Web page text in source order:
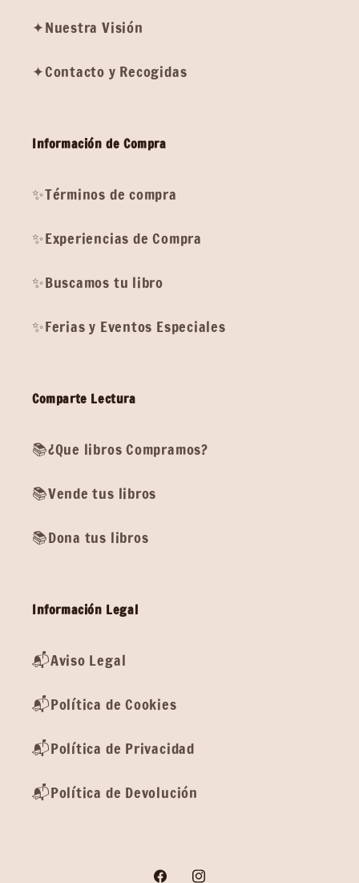
✦Nuestra Visión
✦Contacto y Recogidas
Información de Compra
✨Términos de compra
✨Experiencias de Compra
✨Buscamos tu libro
✨Ferias y Eventos Especiales
Comparte Lectura
📚¿Que libros Compramos?
📚Vende tus libros
📚Dona tus libros
Información Legal
📬Aviso Legal
📬Política de Cookies
📬Política de Privacidad
📬Política de Devolución